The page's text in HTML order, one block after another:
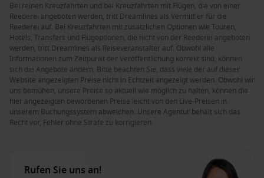
Bei reinen Kreuzfahrten und bei Kreuzfahrten mit Flügen, die von einer
Reederei angeboten werden, tritt Dreamlines als Vermittler für die
Reederei auf. Bei Kreuzfahrten mit zusätzlichen Optionen wie Touren,
Hotels, Transfers und Flugoptionen, die nicht von der Reederei angeboten
werden, tritt Dreamlines als Reiseveranstalter auf. Obwohl alle
Informationen zum Zeitpunkt der Veröffentlichung korrekt sind, können
sich die Angebote ändern. Bitte beachten Sie, dass viele der auf dieser
Website angezeigten Preise nicht in Echtzeit angezeigt werden. Obwohl wir
uns bemühen, unsere Preise so aktuell wie möglich zu halten, können die
hier angezeigten beworbenen Preise leicht von den Live-Preisen in
unserem Buchungssystem abweichen. Unsere Agentur behält sich das
Recht vor, Fehler ohne Strafe zu korrigieren.
Rufen Sie uns an!